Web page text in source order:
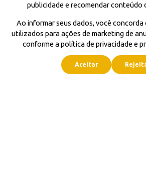
publicidade e recomendar conteúdo
Ao informar seus dados, você concorda
utilizados para ações de marketing de
conforme a política de privacidade e
Aceitar